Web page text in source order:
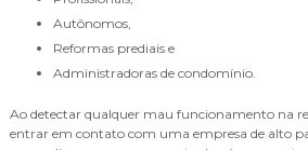
Autônomos,
Reformas prediais e
Administradoras de condomínio.
Ao detectar qualquer mau funcionamento na
entrar em contato com uma empresa de alto